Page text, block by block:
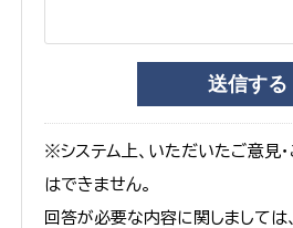
※システム上、いただいたご意見
はできません。
回答が必要な内容に関しましては